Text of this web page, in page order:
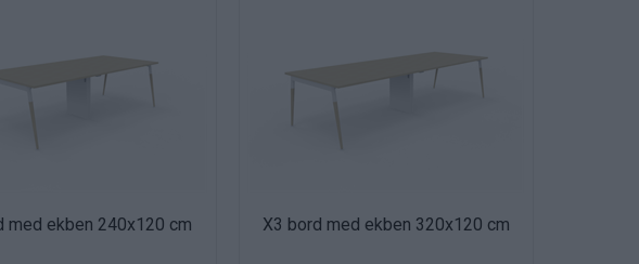
med ekben 240x120 cm X3 bord med ekben 320x120 cm